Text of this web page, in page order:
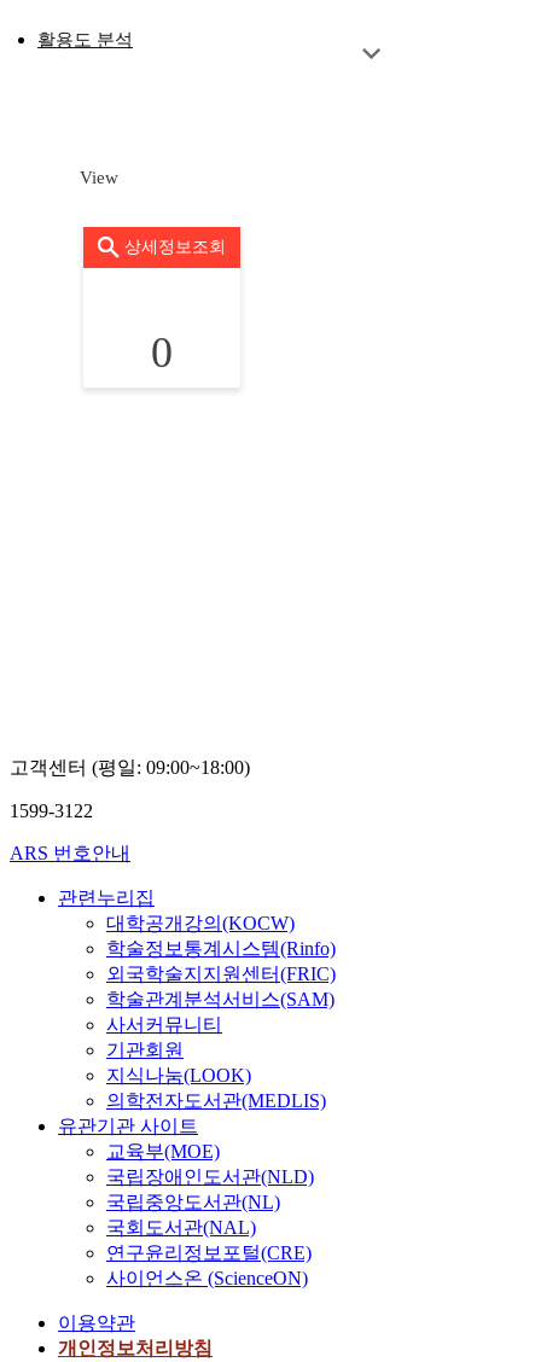
활용도 분석
View
상세정보조회
0
고객센터 (평일: 09:00~18:00)
1599-3122
ARS 번호안내
관련누리집
대학공개강의(KOCW)
학술정보통계시스템(Rinfo)
외국학술지지원센터(FRIC)
학술관계분석서비스(SAM)
사서커뮤니티
기관회원
지식나눔(LOOK)
의학전자도서관(MEDLIS)
유관기관 사이트
교육부(MOE)
국립장애인도서관(NLD)
국립중앙도서관(NL)
국회도서관(NAL)
연구윤리정보포털(CRE)
사이언스온 (ScienceON)
이용약관
개인정보처리방침